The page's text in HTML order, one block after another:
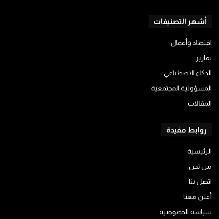
أشهر التصنيفات
اقتصاد وأعمال
تقارير
الذكاء الاصطناعي
المسؤولية المجتمعية
المقالات
روابط مفيدة
الرئيسية
من نحن
اتصل بنا
أعلن معنا
سياسة الخصوصية